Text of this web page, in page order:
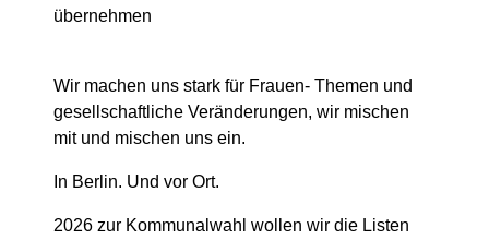
übernehmen
Wir machen uns stark für Frauen- Themen und
gesellschaftliche Veränderungen, wir mischen
mit und mischen uns ein.
In Berlin. Und vor Ort.
2026 zur Kommunalwahl wollen wir die Listen